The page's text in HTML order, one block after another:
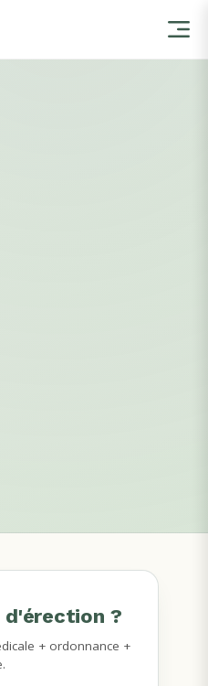
d'érection ?
+ ordonnance +